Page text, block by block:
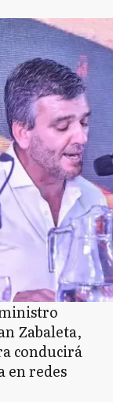
Zabaleta,
conducirá
en redes